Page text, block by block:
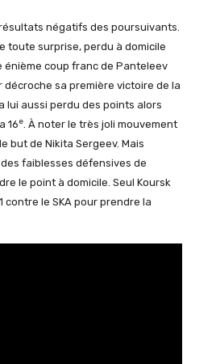
négatifs des poursuivants.
toute surprise, perdu à domicile
énième coup franc de Panteleev
décroche sa première victoire de la
lui aussi perdu des points alors
16e. À noter le très joli mouvement
but de Nikita Sergeev. Mais
faiblesses défensives de
le point à domicile. Seul Koursk
contre le SKA pour prendre la